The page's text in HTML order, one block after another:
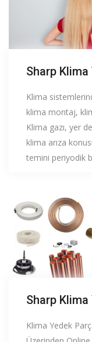
Sharp
Klima
klima montaj,
Klima gazı, yer
klima arıza
temini periyodik
Sharp
Klima Yedek